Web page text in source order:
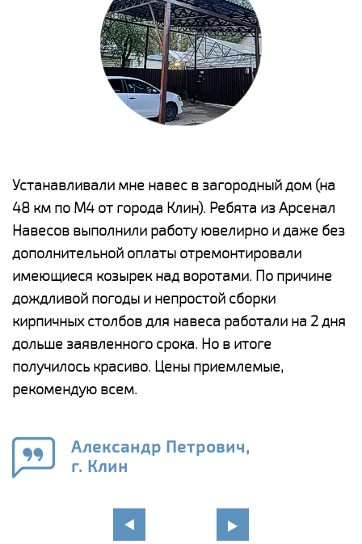
Устанавливали мне навес в загородный дом (на
48 км по М4 от города Клин). Ребята из Арсенал
Навесов выполнили работу ювелирно и даже без
дополнительной оплаты отремонтировали
имеющиеся козырек над воротами. По причине
дождливой погоды и непростой сборки
кирпичных столбов для навеса работали на 2 дня
дольше заявленного срока. Но в итоге
получилось красиво. Цены приемлемые,
рекомендую всем.
Александр Петрович,
г. Клин